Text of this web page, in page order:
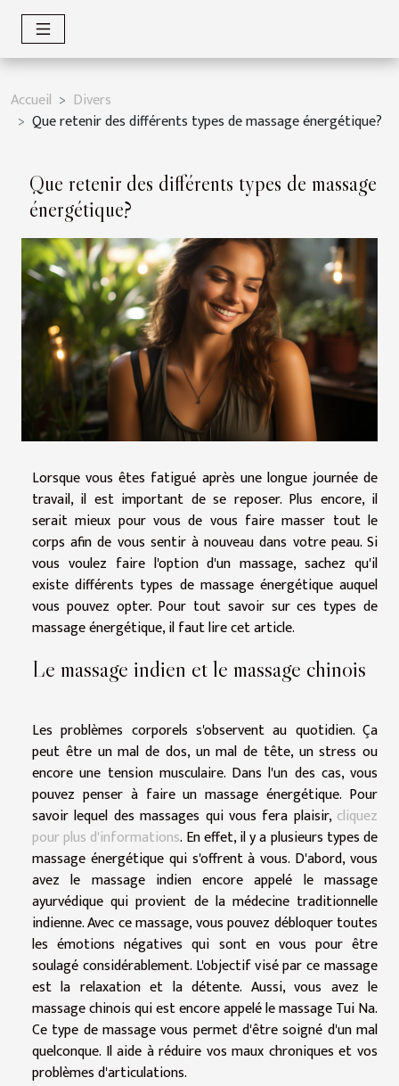
Accueil
Divers
Que retenir des différents types de massage énergétique?
Que retenir des différents types de massage
énergétique?
Lorsque vous êtes fatigué après une longue journée de
travail, il est important de se reposer. Plus encore, il
serait mieux pour vous de vous faire masser tout le
corps afin de vous sentir à nouveau dans votre peau. Si
vous voulez faire l'option d'un massage, sachez qu'il
existe différents types de massage énergétique auquel
vous pouvez opter. Pour tout savoir sur ces types de
massage énergétique, il faut lire cet article.
Le massage indien et le massage chinois
Les problèmes corporels s'observent au quotidien. Ça
peut être un mal de dos, un mal de tête, un stress ou
encore une tension musculaire. Dans l'un des cas, vous
pouvez penser à faire un massage énergétique. Pour
savoir lequel des massages qui vous fera plaisir, cliquez
pour plus d'informations. En effet, il y a plusieurs types de
massage énergétique qui s'offrent à vous. D'abord, vous
avez le massage indien encore appelé le massage
ayurvédique qui provient de la médecine traditionnelle
indienne. Avec ce massage, vous pouvez débloquer toutes
les émotions négatives qui sont en vous pour être
soulagé considérablement. L'objectif visé par ce massage
est la relaxation et la détente. Aussi, vous avez le
massage chinois qui est encore appelé le massage Tui Na.
Ce type de massage vous permet d'être soigné d'un mal
quelconque. Il aide à réduire vos maux chroniques et vos
problèmes d'articulations.